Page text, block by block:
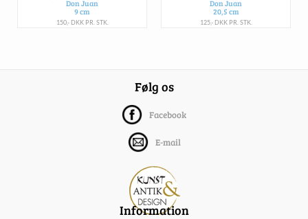
Don Juan
9 cm
150,- DKK PR. STK.
Don Juan
20,5 cm
125,- DKK PR. STK.
Følg os
Facebook
E-mail
Information